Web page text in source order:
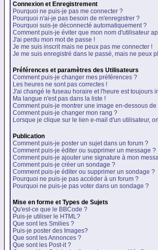
Connexion et Enregistrement
Pourquoi ne puis-je pas me connecter ?
Pourquoi n'ai-je pas besoin de m'enregistrer ?
Pourquoi suis-je déconnecté automatiquement ?
Comment puis-je éviter que mon nom d'utilisateur
J'ai perdu mon mot de passe !
Je me suis inscrit mais ne peux pas me connecter !
Je me suis enregistré dans le passé, mais ne peux
Préférences et paramètres des Utilisateurs
Comment puis-je changer mes préférences ?
Les heures ne sont pas correctes !
J'ai changé le fuseau horaire et l'heure est toujours
Ma langue n'est pas dans la liste !
Comment puis-je montrer une image en-dessous
Comment puis-je changer mon rang ?
Lorsque je clique sur le lien e-mail d'un utilisateur,
Publication
Comment puis-je poster un sujet dans un forum ?
Comment puis-je éditer ou supprimer un message ?
Comment puis-je ajouter une signature à mon
Comment puis-je créer un sondage ?
Comment puis-je éditer ou supprimer un sondage ?
Pourquoi ne puis-je pas accéder à un forum ?
Pourquoi ne puis-je pas voter dans un sondage ?
Mise en forme et Types de Sujets
Qu'est-ce que le BBCode ?
Puis-je utiliser le HTML?
Que sont les Smilies ?
Puis-je poster des Images?
Que sont les Annonces ?
Que sont les Post-it ?